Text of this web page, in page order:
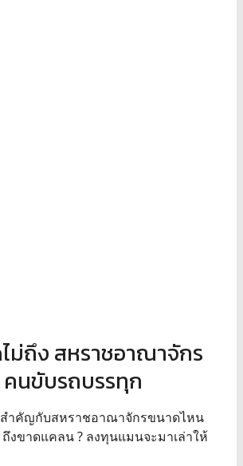
ม่ถึง สหราชอาณาจักร
นขับรถบรรทุก
ำคัญกับสหราชอาณาจักรขนาดไหน
งขาดแคลน ? ลงทุนแมนจะมาเล่าให้